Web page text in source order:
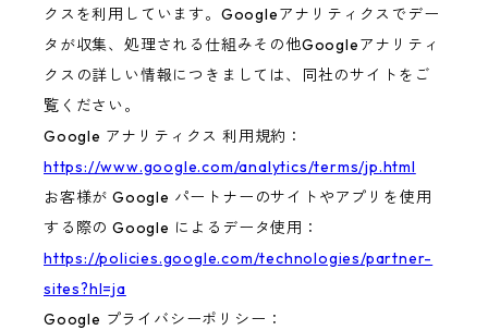
クスを利用しています。Googleアナリティクスでデー
タが収集、処理される仕組みその他Googleアナリティ
クスの詳しい情報につきましては、同社のサイトをご
覧ください。
Google アナリティクス 利用規約：
https://www.google.com/analytics/terms/jp.html
お客様が Google パートナーのサイトやアプリを使用
する際の Google によるデータ使用：
https://policies.google.com/technologies/partner-
sites?hl=ja
Google プライバシーポリシー：